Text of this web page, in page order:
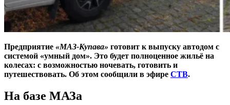
Предприятие «МАЗ-Купава» готовит к выпуску автодом с
системой «умный дом». Это будет полноценное жильё на
колесах: с возможностью ночевать, готовить и
путешествовать. Об этом сообщили в эфире СТВ.
На базе МАЗа